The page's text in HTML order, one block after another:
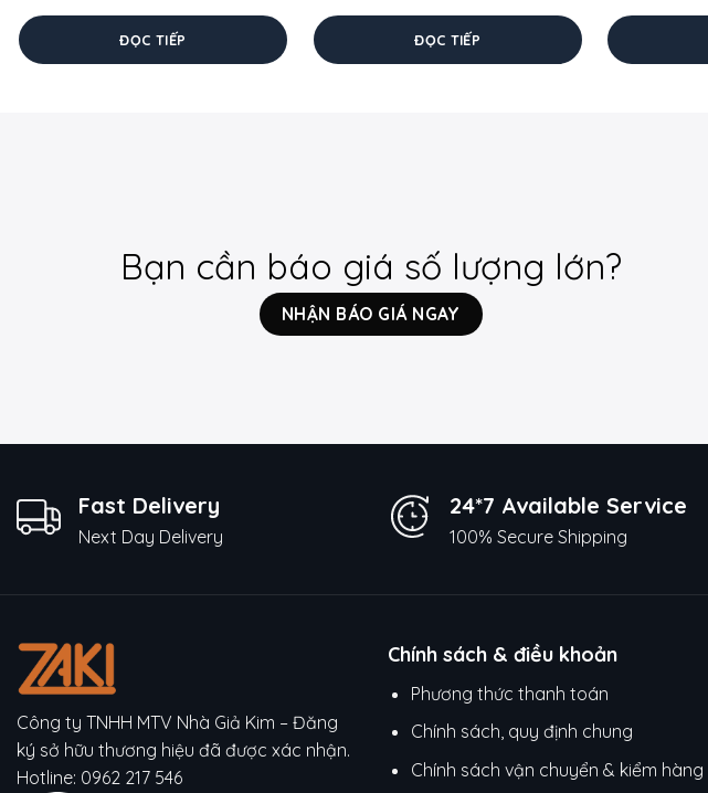
ĐỌC TIẾP ĐỌC TIẾP
Bạn cần báo giá số lượng lớn?
NHẬN BÁO GIÁ NGAY
Fast Delivery
Next Day Delivery
24*7 Available Service
100% Secure Shipping
Công ty TNHH MTV Nhà Giả Kim – Đăng
ký sở hữu thương hiệu đã được xác nhận.
Hotline: 0962 217 546
Chính sách & điều khoản
Phương thức thanh toán
Chính sách, quy định chung
Chính sách vận chuyển & kiểm hàng